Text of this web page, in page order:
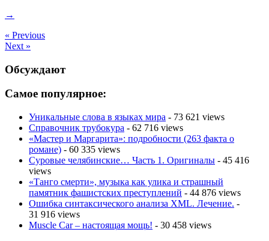
→
« Previous
Next »
Обсуждают
Самое популярное:
Уникальные слова в языках мира - 73 621 views
Справочник трубокура - 62 716 views
«Мастер и Маргарита»: подробности (263 факта о
романе) - 60 335 views
Суровые челябинские… Часть 1. Оригиналы - 45 416
views
«Танго смерти», музыка как улика и страшный
памятник фашистских преступлений - 44 876 views
Ошибка синтаксического анализа XML. Лечение. -
31 916 views
Muscle Car – настоящая мощь! - 30 458 views